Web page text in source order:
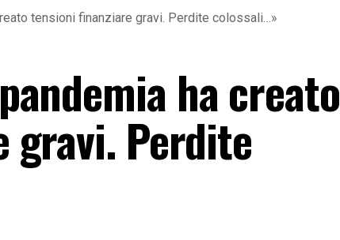
tensioni finanziare gravi. Perdite colossali…»
ha creato
Perdite